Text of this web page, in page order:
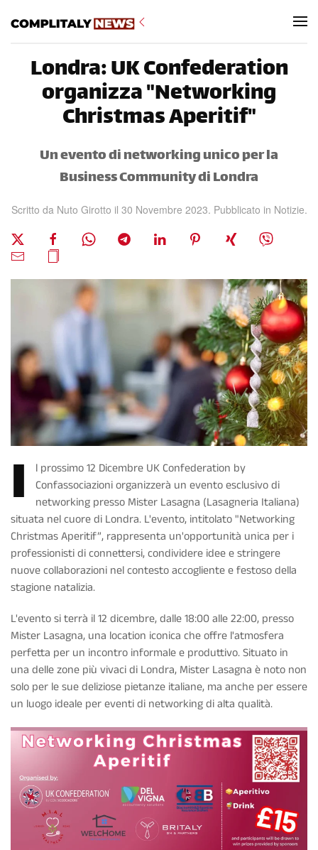
Londra: UK Confederation
organizza "Networking
Christmas Aperitif"
Un evento di networking unico per la
Business Community di Londra
Scritto da Nuto Girotto il 30 Novembre 2023. Pubblicato in Notizie.
I
l prossimo 12 Dicembre UK Confederation by
Confassociazioni organizzerà un evento esclusivo di
networking presso Mister Lasagna (Lasagneria Italiana)
situata nel cuore di Londra. L'evento, intitolato "Networking
Christmas Aperitif”, rappresenta un'opportunità unica per i
professionisti di connettersi, condividere idee e stringere
nuove collaborazioni nel contesto accogliente e festoso della
stagione natalizia.
L'evento si terrà il 12 dicembre, dalle 18:00 alle 22:00, presso
Mister Lasagna, una location iconica che offre l'atmosfera
perfetta per un incontro informale e produttivo. Situato in
una delle zone più vivaci di Londra, Mister Lasagna è noto non
solo per le sue deliziose pietanze italiane, ma anche per essere
un luogo ideale per eventi di networking di alta qualità.